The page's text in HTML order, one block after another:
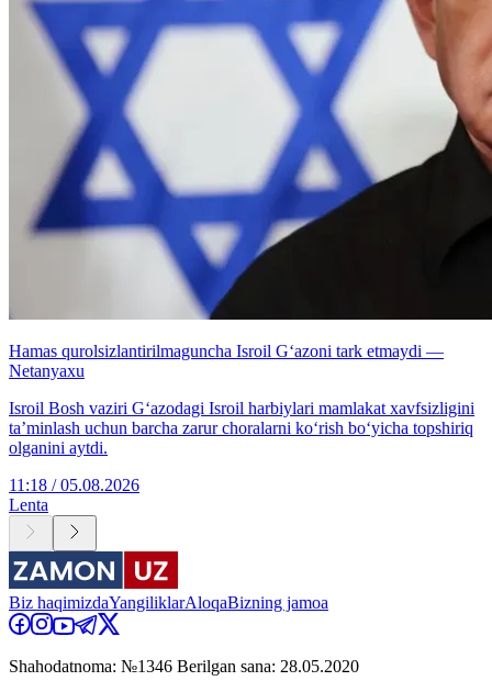
Hamas qurolsizlantirilmaguncha Isroil G‘azoni tark etmaydi —
Netanyaxu
Isroil Bosh vaziri G‘azodagi Isroil harbiylari mamlakat xavfsizligini
ta’minlash uchun barcha zarur choralarni ko‘rish bo‘yicha topshiriq
olganini aytdi.
11:18 / 05.08.2026
Lenta
Biz haqimizdaYangiliklarAloqaBizning jamoa
Shahodatnoma: №1346 Berilgan sana: 28.05.2020